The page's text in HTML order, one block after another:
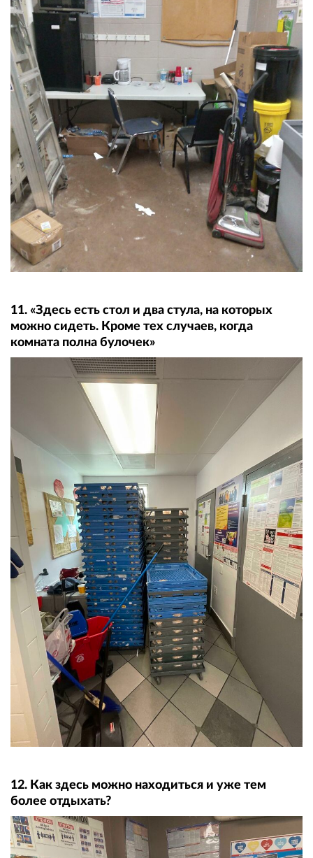
11. «Здесь есть стол и два стула, на которых
можно сидеть. Кроме тех случаев, когда
комната полна булочек»
12. Как здесь можно находиться и уже тем
более отдыхать?